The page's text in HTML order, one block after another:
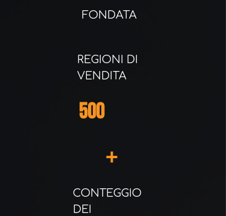
500
+
FONDATA
REGIONI DI
VENDITA
CONTEGGIO
DEI